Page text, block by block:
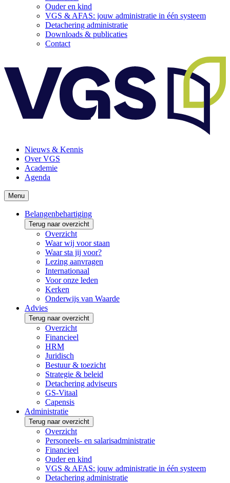
Ouder en kind
VGS & AFAS: jouw administratie in één systeem
Detachering administratie
Downloads & publicaties
Contact
Nieuws & Kennis
Over VGS
Academie
Agenda
Menu
Belangenbehartiging
Terug naar overzicht
Overzicht
Waar wij voor staan
Waar sta jij voor?
Lezing aanvragen
Internationaal
Voor onze leden
Kerken
Onderwijs van Waarde
Advies
Terug naar overzicht
Overzicht
Financieel
HRM
Juridisch
Bestuur & toezicht
Strategie & beleid
Detachering adviseurs
GS-Vitaal
Capensis
Administratie
Terug naar overzicht
Overzicht
Personeels- en salarisadministratie
Financieel
Ouder en kind
VGS & AFAS: jouw administratie in één systeem
Detachering administratie